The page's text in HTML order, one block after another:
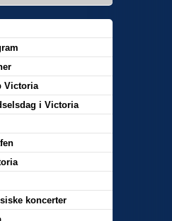
Victoria
i Victoria
koncerter